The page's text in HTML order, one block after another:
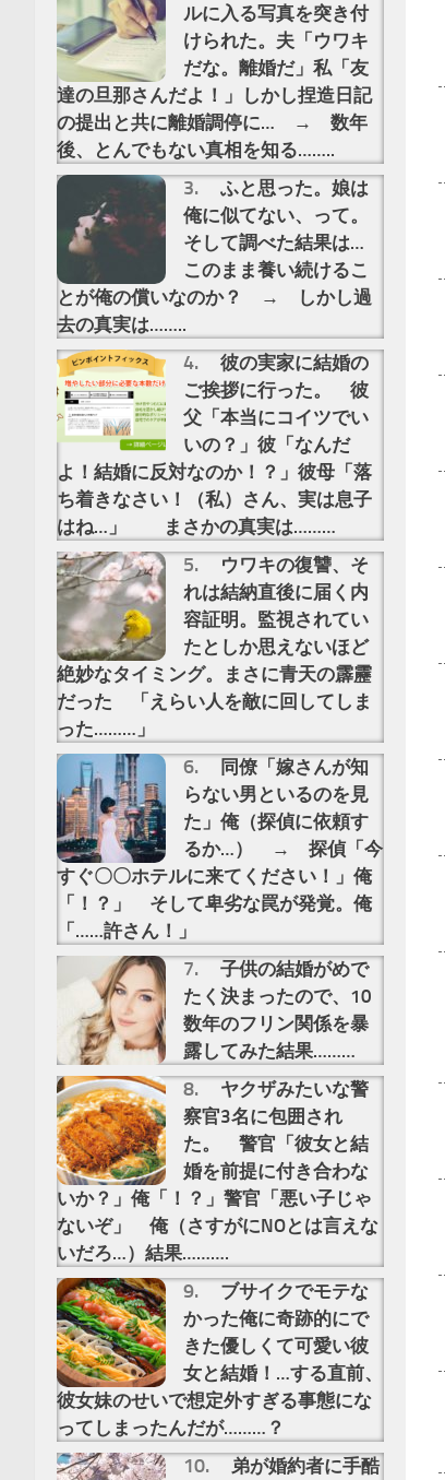
ルに入る写真を突き付
けられた。夫「ウワキ
だな。離婚だ」私「友
達の旦那さんだよ！」しかし捏造日記
の提出と共に離婚調停に… → 数年
後、とんでもない真相を知る……..
ふと思った。娘は
俺に似てない、って。
そして調べた結果は…
このまま養い続けるこ
とが俺の償いなのか？ → しかし過
去の真実は……..
彼の実家に結婚の
ご挨拶に行った。 彼
父「本当にコイツでい
いの？」彼「なんだ
よ！結婚に反対なのか！？」彼母「落
ち着きなさい！（私）さん、実は息子
はね…」 まさかの真実は………
ウワキの復讐、そ
れは結納直後に届く内
容証明。監視されてい
たとしか思えないほど
絶妙なタイミング。まさに青天の霹靂
だった 「えらい人を敵に回してしま
った………」
同僚「嫁さんが知
らない男といるのを見
た」俺（探偵に依頼す
るか…） → 探偵「今
すぐ〇〇ホテルに来てください！」俺
「！？」 そして卑劣な罠が発覚。俺
「……許さん！」
子供の結婚がめで
たく決まったので、10
数年のフリン関係を暴
露してみた結果………
ヤクザみたいな警
察官3名に包囲され
た。 警官「彼女と結
婚を前提に付き合わな
いか？」俺「！？」警官「悪い子じゃ
ないぞ」 俺（さすがにNOとは言えな
いだろ…）結果……….
ブサイクでモテな
かった俺に奇跡的にで
きた優しくて可愛い彼
女と結婚！…する直前、
彼女妹のせいで想定外すぎる事態にな
ってしまったんだが………？
弟が婚約者に手酷